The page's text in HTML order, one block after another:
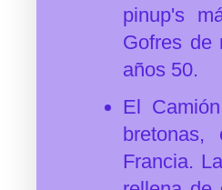
pinup's
Gofres de
años 50.
El
Francia.